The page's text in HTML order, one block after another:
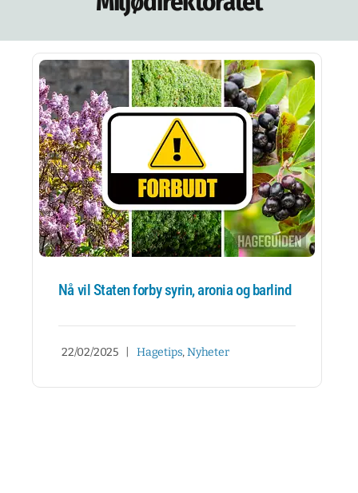
NETTBUTIKK
NYHETSBREV
KURS
HAGETIPS
REISETIPS
OM OSS
SPØRSMÅL OG SVAR
Nå vil Staten forby syrin, aronia og barlind
22/02/2025 Hagetips,Nyheter